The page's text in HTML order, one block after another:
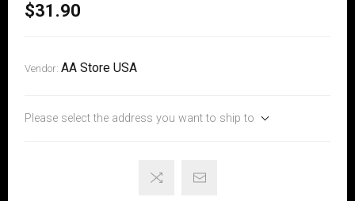
$31.90
Vendor: AA Store USA
Please select the address you want to ship to